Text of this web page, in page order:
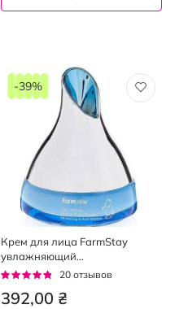
Крем для лица FarmStay
увлажняющий
антивозрастной с экстрактом
Рейтинг:
20 отзывов
392,00 ₴
-39%